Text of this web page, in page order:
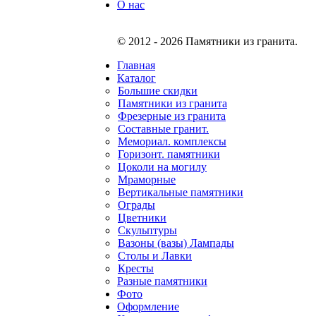
О нас
© 2012 - 2026 Памятники из гранита.
Главная
Каталог
Большие скидки
Памятники из гранита
Фрезерные из гранита
Составные гранит.
Мемориал. комплексы
Горизонт. памятники
Цоколи на могилу
Мраморные
Вертикальные памятники
Ограды
Цветники
Скульптуры
Вазоны (вазы) Лампады
Столы и Лавки
Кресты
Разные памятники
Фото
Оформление